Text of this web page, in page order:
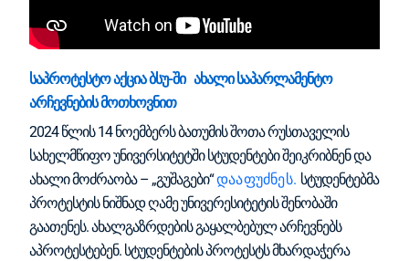
საპროტესტო აქცია ბსუ-ში ახალი საპარლამენტო
არჩევნების მოთხოვნით
2024 წლის 14 ნოემბერს ბათუმის შოთა რუსთაველის
სახელმწიფო უნივერსიტეტში სტუდენტები შეიკრიბნენ და
ახალი მოძრაობა – „გუშაგები“დააფუძნეს. სტუდენტებმა
პროტესტის ნიშნად ღამე უნივერესიტეტის შენობაში
გაათენეს. ახალგაზრდების გაყალბებულ არჩევნებს
აპროტესტებენ. სტუდენტების პროტესტს მხარდაჭერა